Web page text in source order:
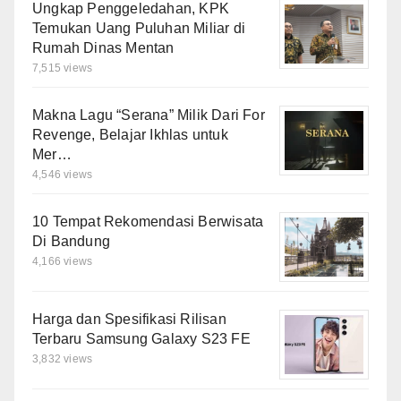
Ungkap Penggeledahan, KPK
Temukan Uang Puluhan Miliar di
Rumah Dinas Mentan
7,515 views
Makna Lagu “Serana” Milik Dari For
Revenge, Belajar Ikhlas untuk
Mer…
4,546 views
10 Tempat Rekomendasi Berwisata
Di Bandung
4,166 views
Harga dan Spesifikasi Rilisan
Terbaru Samsung Galaxy S23 FE
3,832 views